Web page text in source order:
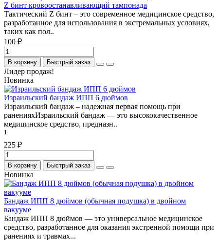
Z бинт кровоостанавливающий тампонада
Тактический Z бинт – это современное медицинское средство,
разработанное для использования в экстремальных условиях,
таких как пол..
100 ₽
В корзину Быстрый заказ
Лидер продаж!
Новинка
Израильский бандаж ИПП 6 дюймов
Израильский бандаж – надежная первая помощь при
раненияхИзраильский бандаж — это высококачественное
медицинское средство, предназн..
1
225 ₽
В корзину Быстрый заказ
Новинка
Бандаж ИПП 8 дюймов (обычная подушка) в двойном
вакууме
Бандаж ИПП 8 дюймов — это универсальное медицинское
средство, разработанное для оказания экстренной помощи при
ранениях и травмах...